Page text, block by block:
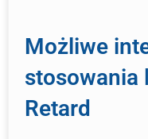
Możliwe
stosowania
Retard